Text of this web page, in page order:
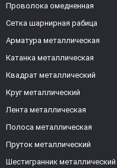
Проволока омедненная
Сетка шарнирная рабица
Арматура металлическая
Катанка металлическая
Квадрат металлический
Круг металлический
Лента металлическая
Полоса металлическая
Пруток металлический
Шестигранник металлический